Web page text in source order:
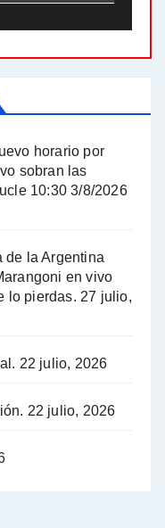
El Bucle News en Radio Gráfica. Bloque 2 . 21.04.24 - Jorge Gres
A mayor poder al empresariado le cuesta encontrar resistencia - Jose Urtubey con Jorge Gres
Hugo Yasky : Día de la Militancia - Hugo Yasky con Jorge Gres
Hugo Yasky sobre la Coordinadora de las Industrias de Productos Alimenticios (COPAL) - Hugo Yasky con Jorge Gres
Pablo Moyano sobre el espionaje: "Estos personajes siniestros han hecho mucho daño" - Pablo Moyano con Jorge Gres
horario por
sobran las
10:30 3/8/2026
de la Argentina
en vivo
lo pierdas. 27 julio,
22 julio, 2026
22 julio, 2026